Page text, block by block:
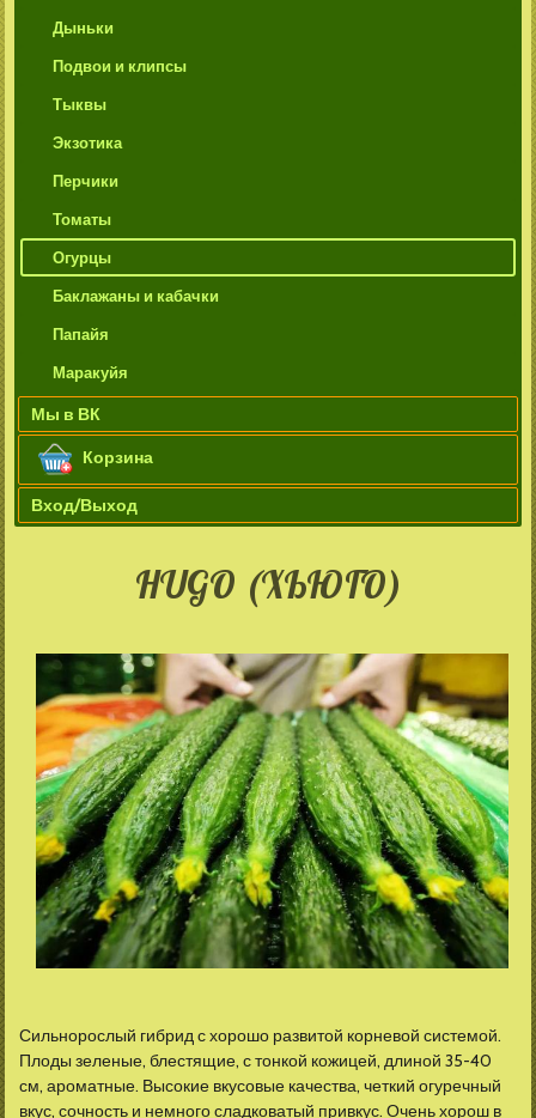
Дыньки
Подвои и клипсы
Тыквы
Экзотика
Перчики
Томаты
Огурцы
Баклажаны и кабачки
Папайя
Маракуйя
Мы в ВК
Корзина
Вход/Выход
HUGO (ХЬЮГО)
Сильнорослый гибрид с хорошо развитой корневой системой.
Плоды зеленые, блестящие, с тонкой кожицей, длиной 35-40
см, ароматные. Высокие вкусовые качества, четкий огуречный
вкус, сочность и немного сладковатый привкус. Очень хорош в